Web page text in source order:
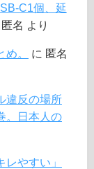
C1個、延
匿名 より
。 に 匿名
違反の場所
。日本人の
やすい」